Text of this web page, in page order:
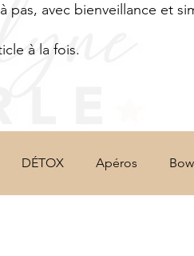
pas, avec bienveillance et
à la fois.
DÉTOX Apéros